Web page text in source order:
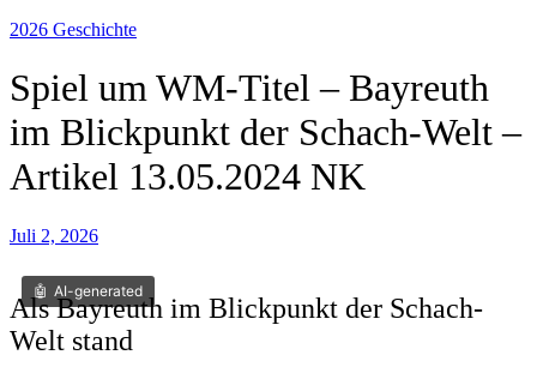
2026 Geschichte
Spiel um WM-Titel – Bayreuth
im Blickpunkt der Schach-Welt –
Artikel 13.05.2024 NK
Juli 2, 2026
AI-generated
Als Bayreuth im Blickpunkt der Schach-
Welt stand